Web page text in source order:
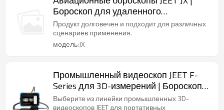
Бороскоп для удаленного
визуального контроля
Продукт долговечен и подходит для различных
сценариев применения.
модель:JX
Промышленный видеоскоп JEET F-
Series для 3D-измерений | Бороскоп
для удаленного визуального
Выберите из линейки промышленных 3D-
видеоскопов JEET для портативных